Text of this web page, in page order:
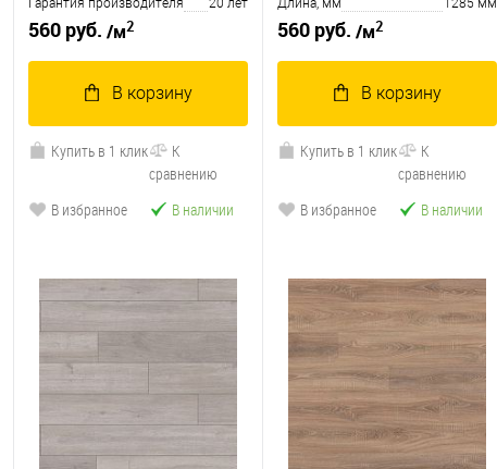
Гарантия производителя
20 лет
560 руб. /м2
В корзину
Купить в 1 клик
К
сравнению
В избранное
В наличии
Длина, мм
1285 мм
560 руб. /м2
В корзину
Купить в 1 клик
К
сравнению
В избранное
В наличии